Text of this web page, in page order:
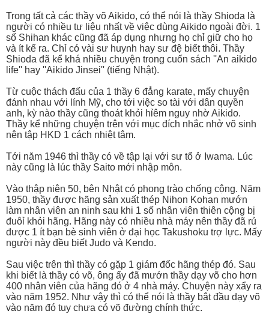
Trong tất cả các thầy võ Aikido, có thể nói là thầy Shioda là
người có nhiều tư liệu nhất về việc dùng Aikido ngoài đời. 1
số Shihan khác cũng đã áp dụng nhưng họ chỉ giữ cho họ
và ít kể ra. Chỉ có vài sư huynh hay sư đệ biết thôi. Thầy
Shioda đã kể khá nhiều chuyện trong cuốn sách ''An aikido
life'' hay ''Aikido Jinsei'' (tiếng Nhật).
Từ cuộc thách đấu của 1 thầy 6 đẳng karate, mấy chuyện
đánh nhau với lính Mỹ, cho tới việc so tài với dân quyền
anh, kỳ nào thầy cũng thoát khỏi hỉêm nguy nhờ Aikido.
Thầy kể những chuyện trên với mục đích nhắc nhở võ sinh
nên tập HKD 1 cách nhiệt tâm.
Tới năm 1946 thì thầy có về tập lại với sư tổ ở Iwama. Lúc
này cũng là lúc thầy Saito mới nhập môn.
Vào thập niên 50, bên Nhật có phong trào chống cộng. Năm
1950, thầy được hãng sản xuất thép Nihon Kohan mướn
làm nhân viên an ninh sau khi 1 số nhân viên thiên cộng bị
đuôỉ khỏi hãng. Hãng này có nhiều nhà máy nên thầy đã rủ
được 1 ít bạn bè sinh viên ở đại học Takushoku trợ lực. Mấy
người này đều biết Judo và Kendo.
Sau việc trên thì thầy có gặp 1 giám đốc hãng thép đó. Sau
khi biết là thầy có võ, ông ấy đã mướn thầy dạy võ cho hơn
400 nhân viên của hãng đó ở 4 nhà máy. Chuyện này xẩy ra
vào năm 1952. Như vậy thì có thể nói là thầy bắt đầu dạy võ
vào năm đó tuy chưa có võ đường chính thức.